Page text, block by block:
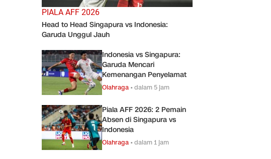
PIALA AFF 2026
Head to Head Singapura vs Indonesia:
Garuda Unggul Jauh
Indonesia vs Singapura:
Garuda Mencari
Kemenangan Penyelamat
Olahraga •dalam 5 jam
Piala AFF 2026: 2 Pemain
Absen di Singapura vs
Indonesia
Olahraga •dalam 1 jam